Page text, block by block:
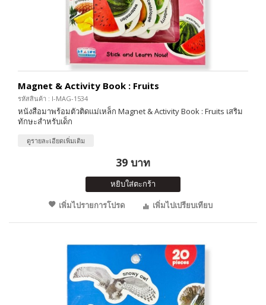
Magnet & Activity Book : Fruits
รหัสสินค้า : I-MAG-1534
หนังสือมาพร้อมตัวติดแม่เหล็ก Magnet & Activity Book : Fruits เสริม
ทักษะสำหรับเด็ก
ดูรายละเอียดเพิ่มเติม
39 บาท
หยิบใส่ตะกร้า
เพิ่มไปรายการโปรด
เพิ่มไปเปรียบเทียบ